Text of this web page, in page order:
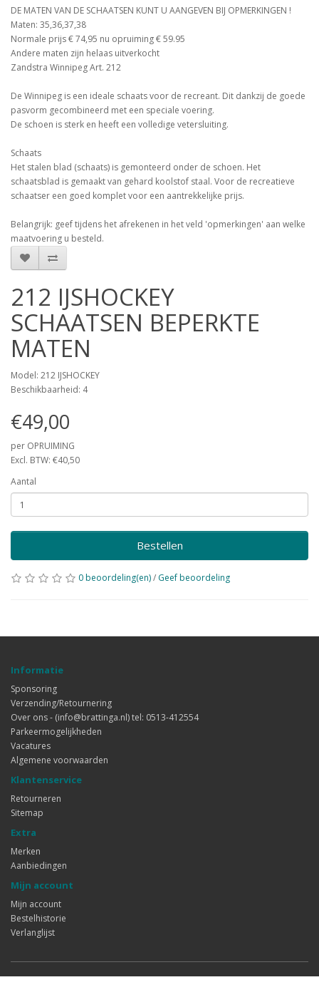
DE MATEN VAN DE SCHAATSEN KUNT U AANGEVEN BIJ OPMERKINGEN !
Maten: 35,36,37,38
Normale prijs € 74,95 nu opruiming € 59.95
Andere maten zijn helaas uitverkocht
Zandstra Winnipeg Art. 212
De Winnipeg is een ideale schaats voor de recreant. Dit dankzij de goede
pasvorm gecombineerd met een speciale voering.
De schoen is sterk en heeft een volledige vetersluiting.
Schaats
Het stalen blad (schaats) is gemonteerd onder de schoen. Het
schaatsblad is gemaakt van gehard koolstof staal. Voor de recreatieve
schaatser een goed komplet voor een aantrekkelijke prijs.
Belangrijk: geef tijdens het afrekenen in het veld 'opmerkingen' aan welke
maatvoering u besteld.
212 IJSHOCKEY
SCHAATSEN BEPERKTE
MATEN
Model: 212 IJSHOCKEY
Beschikbaarheid: 4
€49,00
per OPRUIMING
Excl. BTW: €40,50
Aantal
Bestellen
0 beoordeling(en)/ Geef beoordeling
Informatie
Sponsoring
Verzending/Retournering
Over ons - (info@brattinga.nl) tel: 0513-412554
Parkeermogelijkheden
Vacatures
Algemene voorwaarden
Klantenservice
Retourneren
Sitemap
Extra
Merken
Aanbiedingen
Mijn account
Mijn account
Bestelhistorie
Verlanglijst